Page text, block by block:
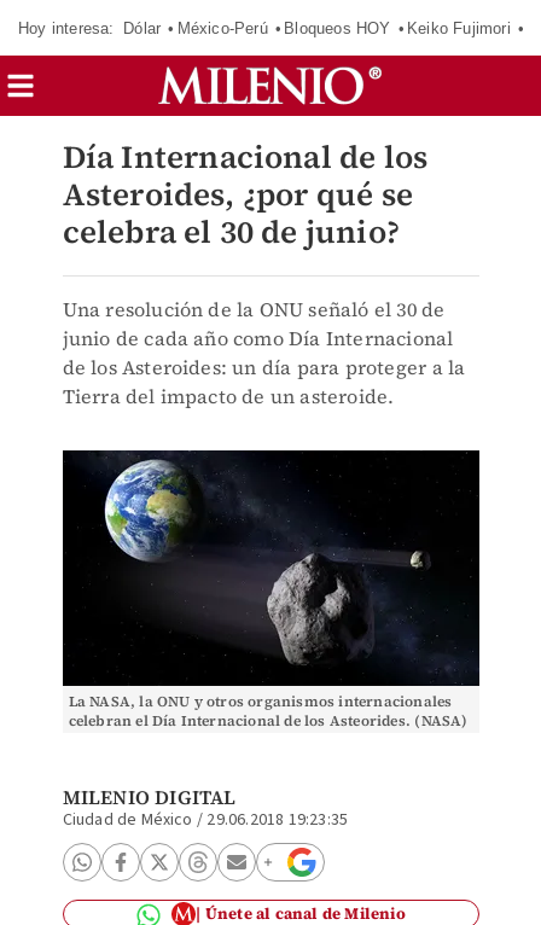
Hoy interesa: Dólar México-Perú Bloqueos HOY Keiko Fujimori
Día Internacional de los
Asteroides, ¿por qué se
celebra el 30 de junio?
Una resolución de la ONU señaló el 30 de
junio de cada año como Día Internacional
de los Asteroides: un día para proteger a la
Tierra del impacto de un asteroide.
La NASA, la ONU y otros organismos internacionales
celebran el Día Internacional de los Asteorides. (NASA)
MILENIO DIGITAL
Ciudad de México / 29.06.2018 19:23:35
Únete al canal de Milenio